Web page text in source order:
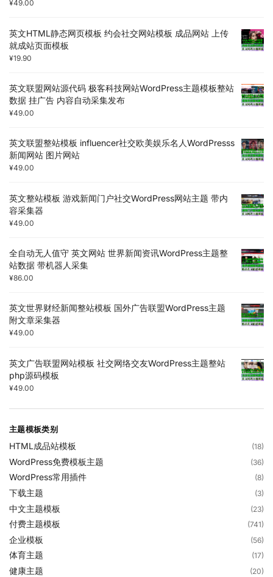
¥49.00
英文HTML静态网页模板 约会社交网站模板 成品网站 上传
就成站页面模板
¥19.90
英文联盟网站源代码 极客科技网站WordPress主题模板整站
数据 挂广告 内容自动采集发布
¥49.00
英文联盟整站模板 influencer社交欧美娱乐名人WordPresss
新闻网站 图片网站
¥49.00
英文整站模板 游戏新闻门户社交WordPress网站主题 带内
容采集器
¥49.00
全自动无人值守 英文网站 世界新闻资讯WordPress主题整
站数据 带机器人采集
¥86.00
英文世界财经新闻整站模板 国外广告联盟WordPress主题
附文章采集器
¥49.00
英文广告联盟网站模板 社交网络交友WordPress主题整站
php源码模板
¥49.00
主题模板类别
HTML成品站模板 (18)
WordPress免费模板主题 (36)
WordPress常用插件 (8)
下载主题 (3)
中文主题模板 (23)
付费主题模板 (741)
企业模板 (56)
体育主题 (17)
健康主题 (20)